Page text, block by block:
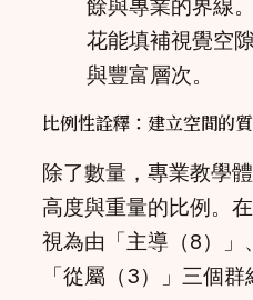
餘與專業的界線
花能填補視覺空
與豐富層次。
比例性詮釋：建立空間的
除了數量，專業教學
高度與重量的比例。
視為由「主導（8）」
「從屬（3）」三個